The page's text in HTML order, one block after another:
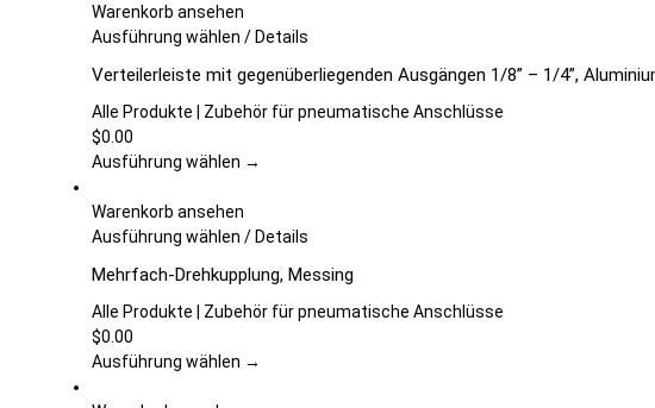
Warenkorb ansehen
Ausführung wählen Dieses
weist
mehrere
auf.
Optionen
können
der
Produktseite
werden
/Details
Verteilerleiste mit gegenüberliegenden Ausgängen 1/8” – 1/4”,
Alle Produkte | Zubehör für pneumatische Anschlüsse
$0.00
Ausführung wählen →
Warenkorb ansehen
Ausführung wählen Dieses
weist
mehrere
auf.
/Details
Mehrfach-Drehkupplung, Messing
Alle Produkte | Zubehör für pneumatische Anschlüsse
$0.00
Ausführung wählen →